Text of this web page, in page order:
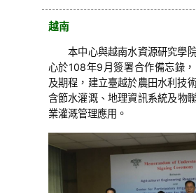
越南
本中心與越南水資源研究學院
心於108年9月簽署合作備忘錄
及期程，建立臺越於農田水利技
含節水灌溉、地理資訊系統及物
業灌溉管理應用。